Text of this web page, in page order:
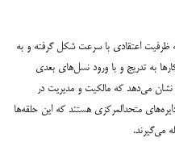
ظرفیت اعتقادی با سرعت شکل گرفته و به
به تدریج و با ورود نسل‌های بعدی
می‌دهد که مالکیت و مدیریت در
متحدالمرکزی هستند که این حلقه‌ها
می‌گیرند.